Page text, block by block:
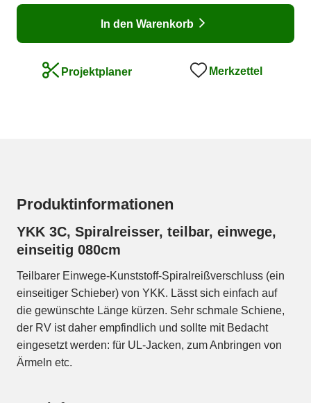
In den Warenkorb
Projektplaner Merkzettel
Produktinformationen
YKK 3C, Spiralreisser, teilbar, einwege,
einseitig 080cm
Teilbarer Einwege-Kunststoff-Spiralreißverschluss (ein
einseitiger Schieber) von YKK. Lässt sich einfach auf
die gewünschte Länge kürzen. Sehr schmale Schiene,
der RV ist daher empfindlich und sollte mit Bedacht
eingesetzt werden: für UL-Jacken, zum Anbringen von
Ärmeln etc.